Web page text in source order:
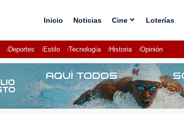
Inicio Noticias Cine Loterías
Deportes Estilo Tecnología Historia Opinión